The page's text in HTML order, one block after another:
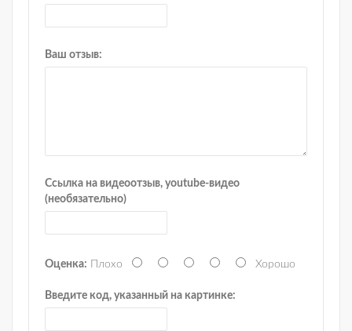
Ваш отзыв:
Ссылка на видеоотзыв, youtube-видео
(необязательно)
Оценка: Плохо Хорошо
Введите код, указанный на картинке: